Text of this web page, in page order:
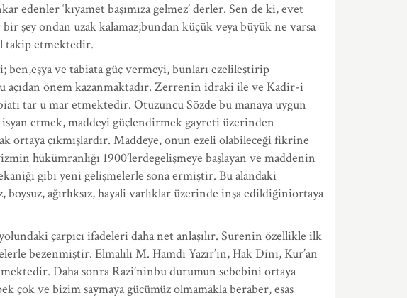
‘kıyamet başımıza gelmez’ derler. Sen de ki, evet
şey ondan uzak kalamaz;bundan küçük veya büyük ne varsa
takip etmektedir.
ben,eşya ve tabiata güç vermeyi, bunları ezelileştirip
açıdan önem kazanmaktadır. Zerrenin idraki ile ve Kadir-i
tar u mar etmektedir. Otuzuncu Sözde bu manaya uygun
isyan etmek, maddeyi güçlendirmek gayreti üzerinden
çıkmışlardır. Maddeye, onun ezeli olabileceği fikrine
hükümranlığı 1900’lerdegelişmeye başlayan ve maddenin
gibi yeni gelişmelerle sona ermiştir. Bu alandaki
ağırlıksız, hayali varlıklar üzerinde inşa edildiğiniortaya
çarpıcı ifadeleri daha net anlaşılır. Surenin özellikle ilk
bezenmiştir. Elmalılı M. Hamdi Yazır’ın, Hak Dini, Kur’an
Daha sonra Razi’ninbu durumun sebebini ortaya
ve bizim saymaya gücümüz olmamakla beraber, esas